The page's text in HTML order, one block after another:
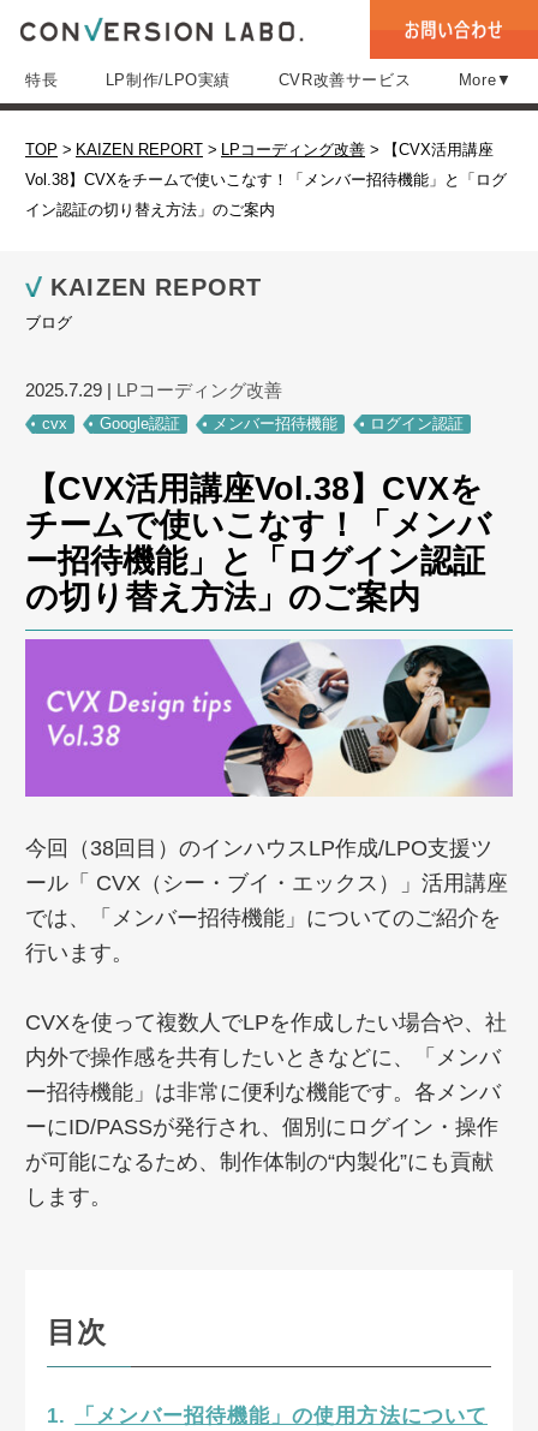
特長 LP制作/LPO実績 CVR改善サービス More▼
TOP > KAIZEN REPORT > LPコーディング改善 >
【CVX活用講座
Vol.38】CVXをチームで使いこなす！「メンバー招待機能」と「ログ
イン認証の切り替え方法」のご案内
KAIZEN REPORT
ブログ
2025.7.29 | LPコーディング改善
cvx Google認証 メンバー招待機能 ログイン認証
【CVX活用講座Vol.38】CVXを
チームで使いこなす！「メンバ
ー招待機能」と「ログイン認証
の切り替え方法」のご案内
今回（38回目）のインハウスLP作成/LPO支援ツ
ール「 CVX（シー・ブイ・エックス）」活用講座
では、「メンバー招待機能」についてのご紹介を
行います。
CVXを使って複数人でLPを作成したい場合や、社
内外で操作感を共有したいときなどに、「メンバ
ー招待機能」は非常に便利な機能です。各メンバ
ーにID/PASSが発行され、個別にログイン・操作
が可能になるため、制作体制の“内製化”にも貢献
します。
目次
「メンバー招待機能」の使用方法について